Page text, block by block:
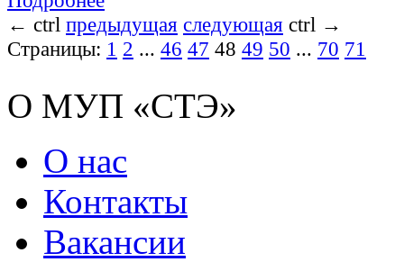
← ctrl предыдущая следующая ctrl →
Страницы: 1 2 ... 46 47 48 49 50 ... 70 71
О МУП «СТЭ»
О нас
Контакты
Вакансии